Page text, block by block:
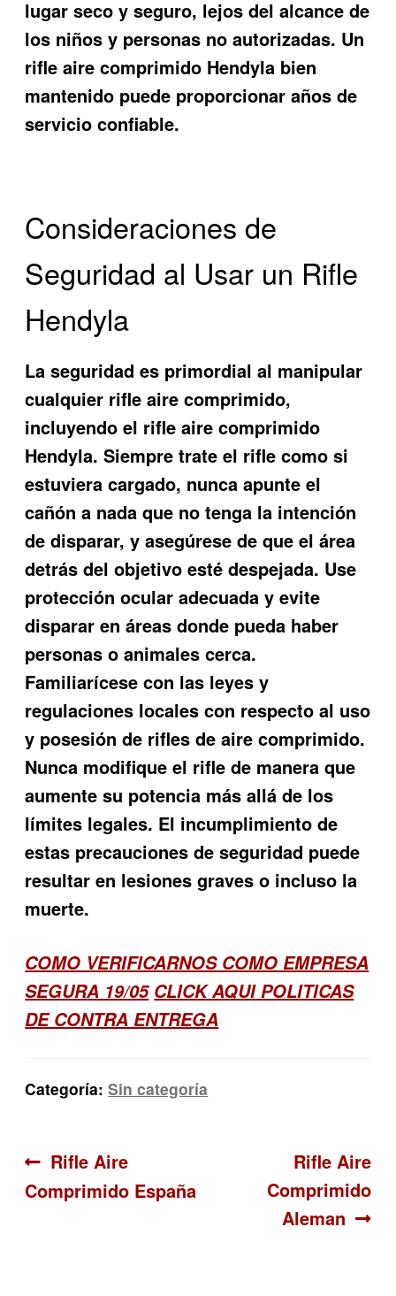
lugar seco y seguro, lejos del alcance de
los niños y personas no autorizadas. Un
rifle aire comprimido Hendyla bien
mantenido puede proporcionar años de
servicio confiable.
Consideraciones de
Seguridad al Usar un Rifle
Hendyla
La seguridad es primordial al manipular
cualquier rifle aire comprimido,
incluyendo el rifle aire comprimido
Hendyla. Siempre trate el rifle como si
estuviera cargado, nunca apunte el
cañón a nada que no tenga la intención
de disparar, y asegúrese de que el área
detrás del objetivo esté despejada. Use
protección ocular adecuada y evite
disparar en áreas donde pueda haber
personas o animales cerca.
Familiarícese con las leyes y
regulaciones locales con respecto al uso
y posesión de rifles de aire comprimido.
Nunca modifique el rifle de manera que
aumente su potencia más allá de los
límites legales. El incumplimiento de
estas precauciones de seguridad puede
resultar en lesiones graves o incluso la
muerte.
COMO VERIFICARNOS COMO EMPRESA
SEGURA 19/05 CLICK AQUI POLITICAS
DE CONTRA ENTREGA
Categoría:Sin categoría
Navegación
de
Anterior:
Rifle Aire
Comprimido España
Siguiente:
Rifle Aire
Comprimido
Aleman